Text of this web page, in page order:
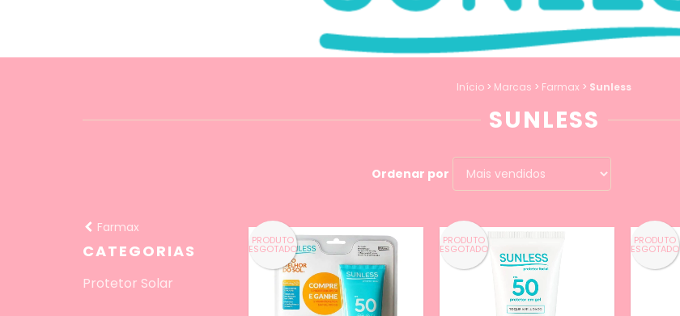
Início > Marcas > Farmax > Sunless
SUNLESS
Ordenar por
Farmax
CATEGORIAS
Protetor Solar
PRODUTO
ESGOTADO
PRODUTO
ESGOTADO
PRODUTO
ESGOTADO